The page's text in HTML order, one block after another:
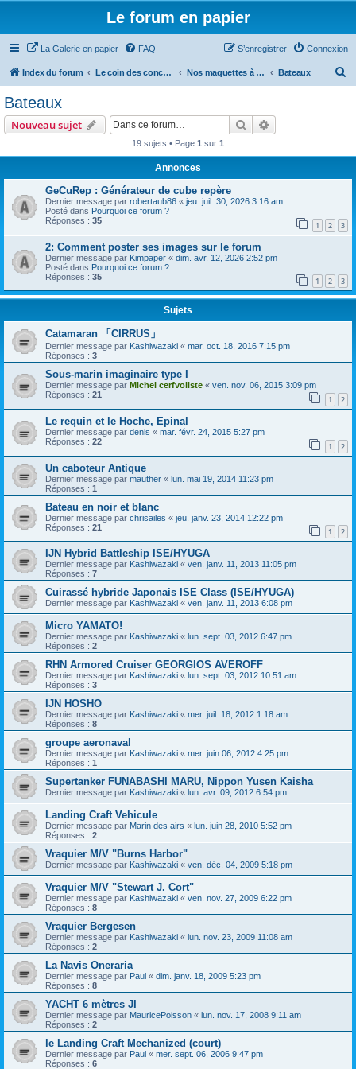
Le forum en papier
La Galerie en papier FAQ Connexion
S’enregistrer
Index du forum Le coin des concepteurs Nos maquettes à télécharger Bateaux
Bateaux
Nouveau sujet Rechercher
19 sujets • Page 1 sur 1
Annonces
GeCuRep : Générateur de cube repère
Dernier message par robertaub86 « jeu. juil. 30, 2026 3:16 am
Posté dans Pourquoi ce forum ?
Réponses : 35 1 2 3
2: Comment poster ses images sur le forum
Dernier message par Kimpaper « dim. avr. 12, 2026 2:52 pm
Posté dans Pourquoi ce forum ?
Réponses : 35 1 2 3
Sujets
Catamaran 「CIRRUS」
Dernier message par Kashiwazaki « mar. oct. 18, 2016 7:15 pm
Réponses : 3
Sous-marin imaginaire type I
Dernier message par Michel cerfvoliste « ven. nov. 06, 2015 3:09 pm
Réponses : 21 1 2
Le requin et le Hoche, Epinal
Dernier message par denis « mar. févr. 24, 2015 5:27 pm
Réponses : 22 1 2
Un caboteur Antique
Dernier message par mauther « lun. mai 19, 2014 11:23 pm
Réponses : 1
Bateau en noir et blanc
Dernier message par chrisailes « jeu. janv. 23, 2014 12:22 pm
Réponses : 21 1 2
IJN Hybrid Battleship ISE/HYUGA
Dernier message par Kashiwazaki « ven. janv. 11, 2013 11:05 pm
Réponses : 7
Cuirassé hybride Japonais ISE Class (ISE/HYUGA)
Dernier message par Kashiwazaki « ven. janv. 11, 2013 6:08 pm
Micro YAMATO!
Dernier message par Kashiwazaki « lun. sept. 03, 2012 6:47 pm
Réponses : 2
RHN Armored Cruiser GEORGIOS AVEROFF
Dernier message par Kashiwazaki « lun. sept. 03, 2012 10:51 am
Réponses : 3
IJN HOSHO
Dernier message par Kashiwazaki « mer. juil. 18, 2012 1:18 am
Réponses : 8
groupe aeronaval
Dernier message par Kashiwazaki « mer. juin 06, 2012 4:25 pm
Réponses : 1
Supertanker FUNABASHI MARU, Nippon Yusen Kaisha
Dernier message par Kashiwazaki « lun. avr. 09, 2012 6:54 pm
Landing Craft Vehicule
Dernier message par Marin des airs « lun. juin 28, 2010 5:52 pm
Réponses : 2
Vraquier M/V "Burns Harbor"
Dernier message par Kashiwazaki « ven. déc. 04, 2009 5:18 pm
Vraquier M/V "Stewart J. Cort"
Dernier message par Kashiwazaki « ven. nov. 27, 2009 6:22 pm
Réponses : 8
Vraquier Bergesen
Dernier message par Kashiwazaki « lun. nov. 23, 2009 11:08 am
Réponses : 2
La Navis Oneraria
Dernier message par Paul « dim. janv. 18, 2009 5:23 pm
Réponses : 8
YACHT 6 mètres JI
Dernier message par MauricePoisson « lun. nov. 17, 2008 9:11 am
Réponses : 2
le Landing Craft Mechanized (court)
Dernier message par Paul « mer. sept. 06, 2006 9:47 pm
Réponses : 6